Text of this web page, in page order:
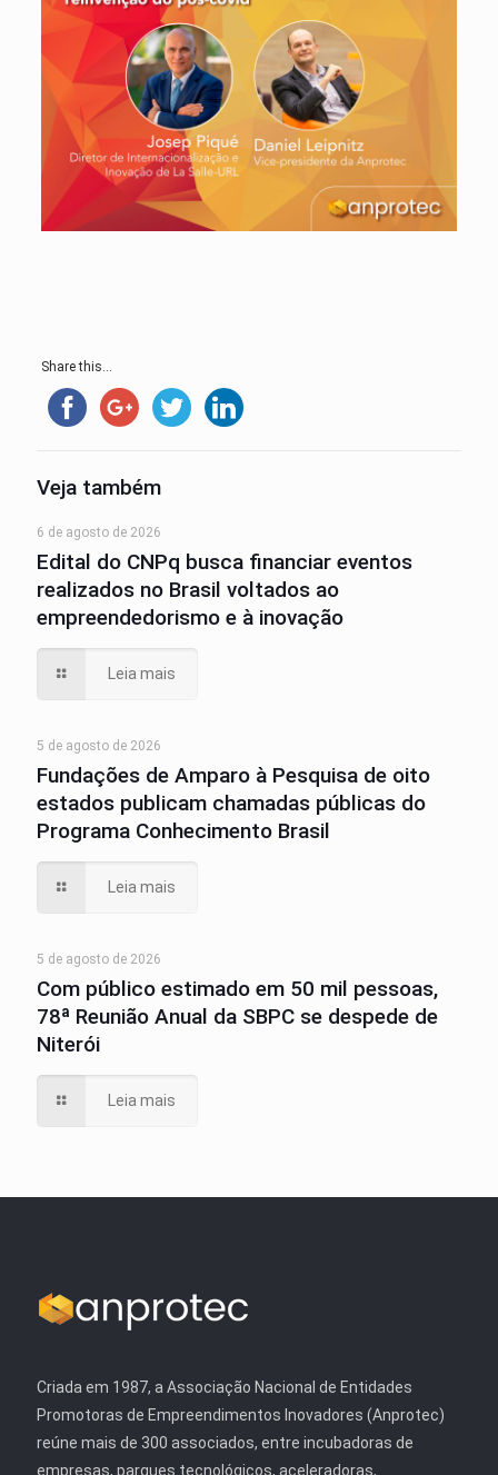
Share this...
Veja também
6 de agosto de 2026
Edital do CNPq busca financiar eventos
realizados no Brasil voltados ao
empreendedorismo e à inovação
Leia mais
5 de agosto de 2026
Fundações de Amparo à Pesquisa de oito
estados publicam chamadas públicas do
Programa Conhecimento Brasil
Leia mais
5 de agosto de 2026
Com público estimado em 50 mil pessoas,
78ª Reunião Anual da SBPC se despede de
Niterói
Leia mais
Criada em 1987, a Associação Nacional de Entidades
Promotoras de Empreendimentos Inovadores (Anprotec)
reúne mais de 300 associados, entre incubadoras de
empresas, parques tecnológicos, aceleradoras,